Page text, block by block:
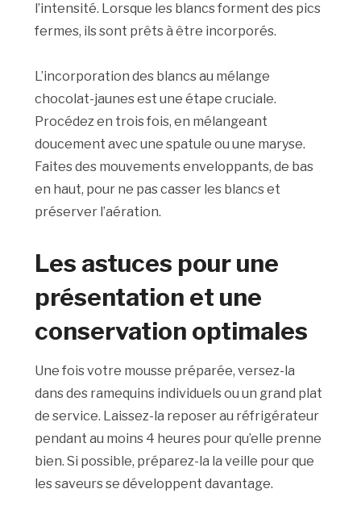
l’intensité. Lorsque les blancs forment des pics
fermes, ils sont prêts à être incorporés.
L’incorporation des blancs au mélange
chocolat-jaunes est une étape cruciale.
Procédez en trois fois, en mélangeant
doucement avec une spatule ou une maryse.
Faites des mouvements enveloppants, de bas
en haut, pour ne pas casser les blancs et
préserver l’aération.
Les astuces pour une
présentation et une
conservation optimales
Une fois votre mousse préparée, versez-la
dans des ramequins individuels ou un grand plat
de service. Laissez-la reposer au réfrigérateur
pendant au moins 4 heures pour qu’elle prenne
bien. Si possible, préparez-la la veille pour que
les saveurs se développent davantage.